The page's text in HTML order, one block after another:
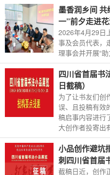
墨香润乡间
一”前夕走进
2026年4月29日
事及会员代表，
理事会并开展“
四川省首届书
日截稿）
为了让书友们创
误、且投稿有效
稿启事内容进行
大创作者投寄出
小品创作避坑
刺四川省首届
截稿日近，创作